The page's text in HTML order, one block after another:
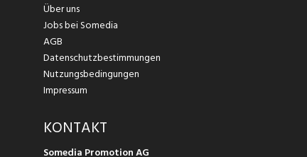
Über uns
Jobs bei Somedia
AGB
Datenschutzbestimmungen
Nutzungsbedingungen
Impressum
KONTAKT
Somedia Promotion AG